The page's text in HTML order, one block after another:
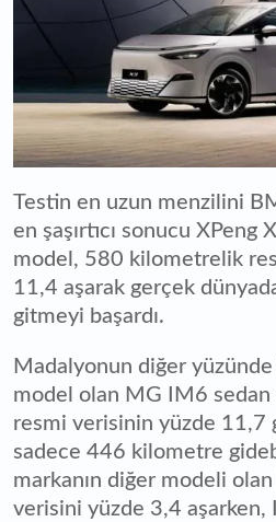
Testin en uzun menzilini
en şaşırtıcı sonucu XPeng
model, 580 kilometrelik
11,4 aşarak gerçek
gitmeyi başardı.
Madalyonun diğer
model olan MG IM6 sedan
resmi verisinin yüzde 11,7
sadece 446 kilometre
markanın diğer modeli
verisini yüzde 3,4 aşarken,